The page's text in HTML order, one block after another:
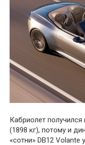
Кабриолет получился
(1898 кг), потому и
«сотни» DB12 Volante